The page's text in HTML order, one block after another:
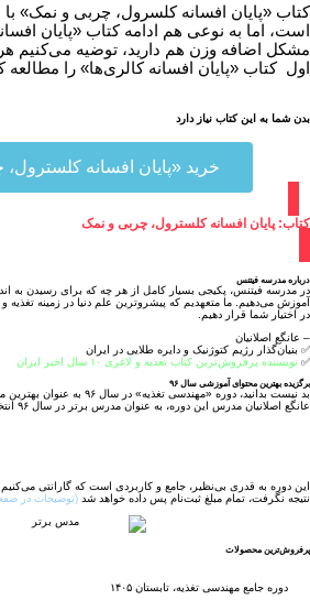
کتاب «پایان افسانه کلسرول، چربی و نمک» با
است، اما به نوعی هم ادامه کتاب «پایان
مشکل اضافه وزن هم دارید، توضیه می‌کنیم هر
اول کتاب «پایان افسانه کالری‌ها» را مطالعه
بدن شما به این کتاب نیاز دارد
خرید «پایان افسانه
کتاب: پایان افسانه کلسترول، چربی و نمک
درباره مدرسه فیتنس
در مدرسه فیتنس، پکیجی بسیار کامل از هر چه که برای رسیدن به
آموزش می‌دهیم. ما متعهدیم که پیشرو‌ترین علم دنیا در زمینه
در اختیار شما قرار دهیم.
– عانگع اصلانیان
✅ بنیان‌گذار رژیم کتوژنیک و دایره طلایی در ایران
✅ نویسنده‌ پر‌فروش‌ترین کتاب تغذیه و لاغری ۱۰ سال اخیر ایران
برگزیده بهترین محتوای آموزشی سال ۹۶
بد نیست بدانید، دوره «مهندسی
عانگع اصلانیان مدرس این دوره، به عنوان مدرس برتر در سال ۹۶ انتخاب شدند.
نتیجه نگرفت، تمام مبلغ ثبت‌نام پس داده خواهد شد (توضیحات در
پرفروش‌ترین محصولات
دوره جامع مهندسی تغذیه، تابستان ۱۴۰۵